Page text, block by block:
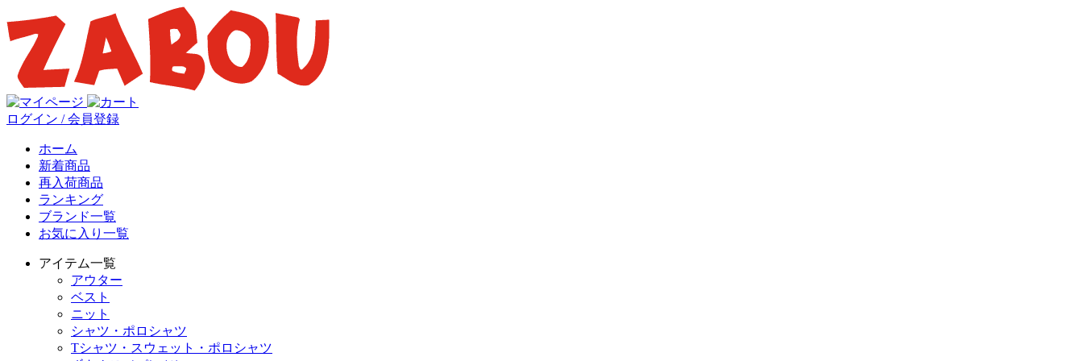
ログイン / 会員登録
ホーム
新着商品
再入荷商品
ランキング
ブランド一覧
お気に入り一覧
アイテム一覧
アウター
ベスト
ニット
シャツ・ポロシャツ
Tシャツ・スウェット・ポロシャツ